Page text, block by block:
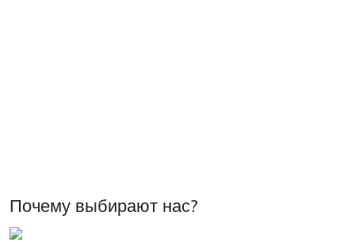
Почему выбирают нас?